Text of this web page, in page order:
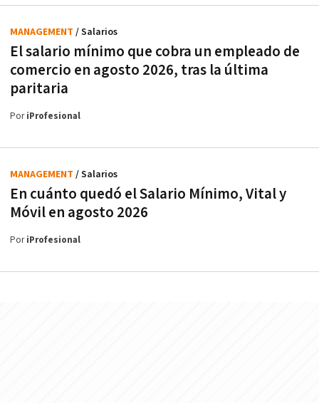
El salario mínimo que cobra un empleado de
comercio en agosto 2026, tras la última
paritaria
MANAGEMENT / Salarios
PoriProfesional
En cuánto quedó el Salario Mínimo, Vital y
Móvil en agosto 2026
MANAGEMENT / Salarios
PoriProfesional